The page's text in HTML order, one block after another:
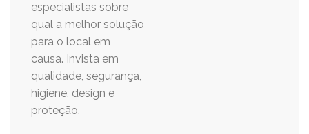
especialistas sobre
qual a melhor solução
para o local em
causa. Invista em
qualidade, segurança,
higiene, design e
proteção.